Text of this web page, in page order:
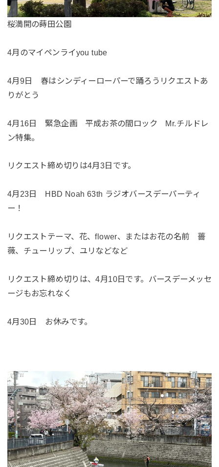
桜満開の蒔田公園
4月のマイペンライyou tube
4月9日 春はシンディーローパーで踊ろうリクエストあ
りがとう
4月16日 緊急企画 平成お茶の間ロック Mr.チルドレ
ン特集。
リクエスト締め切りは4月3日です。
4月23日 HBD Noah 63th ラジオバースデーパーティ
ー！
リクエストテーマ、花、flower、またはお花の名前 薔
薇、チューリップ、ユリなどなど
リクエスト締め切りは、4月10日です。バースデーメッセ
ージもお忘れなく
4月30日 お休みです。